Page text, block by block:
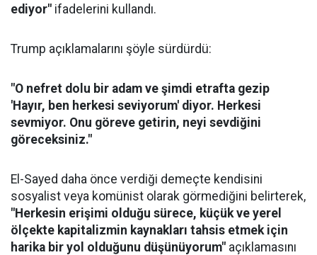
ediyor" ifadelerini kullandı.
Trump açıklamalarını şöyle sürdürdü:
"O nefret dolu bir adam ve şimdi etrafta gezip
'Hayır, ben herkesi seviyorum' diyor. Herkesi
sevmiyor. Onu göreve getirin, neyi sevdiğini
göreceksiniz."
El-Sayed daha önce verdiği demeçte kendisini
sosyalist veya komünist olarak görmediğini belirterek,
"Herkesin erişimi olduğu sürece, küçük ve yerel
ölçekte kapitalizmin kaynakları tahsis etmek için
harika bir yol olduğunu düşünüyorum" açıklamasını